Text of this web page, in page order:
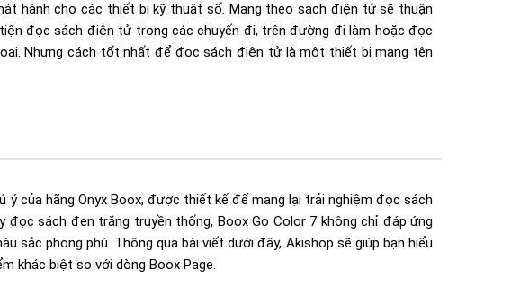
hành cho các thiết bị kỹ thuật số. Mang theo sách điện tử sẽ thuận
đọc sách điện tử trong các chuyến đi, trên đường đi làm hoặc đọc
Nhưng cách tốt nhất để đọc sách điện tử là một thiết bị mang tên
của hãng Onyx Boox, được thiết kế để mang lại trải nghiệm đọc sách
sách đen trắng truyền thống, Boox Go Color 7 không chỉ đáp ứng
sắc phong phú. Thông qua bài viết dưới đây, Akishop sẽ giúp bạn hiểu
khác biệt so với dòng Boox Page.